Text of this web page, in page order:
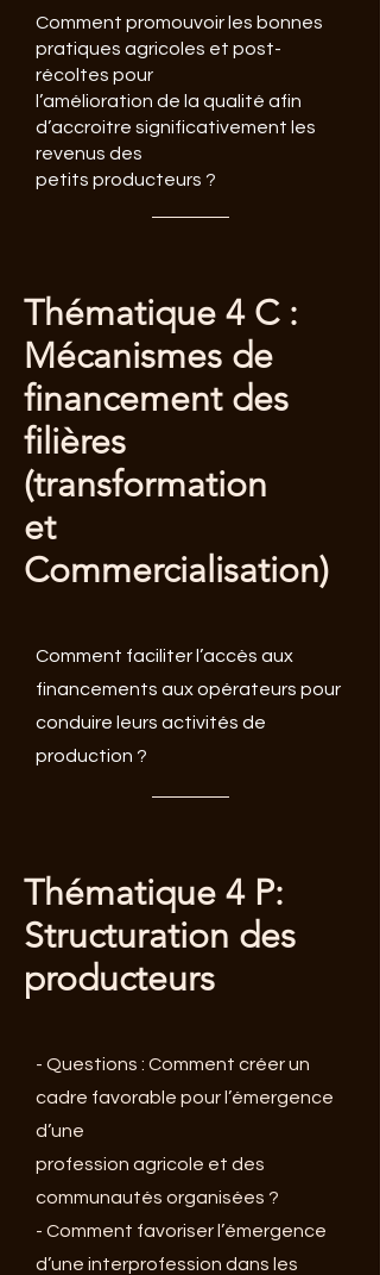
Comment promouvoir les bonnes
pratiques agricoles et post-
récoltes pour
l’amélioration de la qualité afin
d’accroitre significativement les
revenus des
petits producteurs ?
Thématique 4 C :
Mécanismes de
financement des
filières
(transformation
et
Commercialisation)
Comment faciliter l’accès aux
financements aux opérateurs pour
conduire leurs activités de
production ?
Thématique 4 P:
Structuration des
producteurs
- Questions : Comment créer un
cadre favorable pour l’émergence
d’une
profession agricole et des
communautés organisées ?
- Comment favoriser l’émergence
d’une interprofession dans les